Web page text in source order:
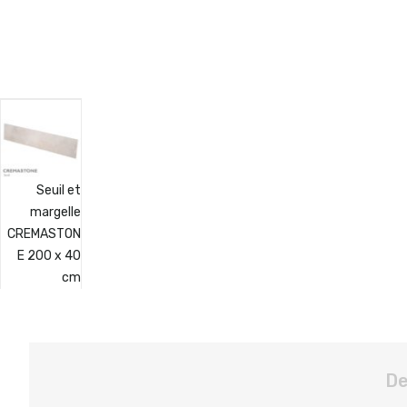
Seuil et
margelle
CREMASTON
E 200 x 40
cm